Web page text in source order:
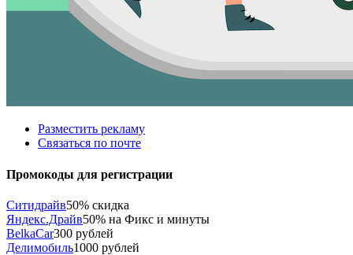
Разместить рекламу
Связаться по почте
Промокоды для регистрации
Ситидрайв50% скидка
Яндекс.Драйв50% на Фикс и минуты
BelkaCar300 рублей
Делимобиль1000 рублей